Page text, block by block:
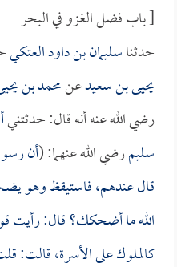
[ باب فضل الغزو في البحر
حدثناسليمان بن داود العتكي
يحيى بن سعيدعنمحمد بن
رضي الله عنه أنه قال: حدثتني
سليمرضي الله عنهما: (أن
قال عندهم، فاستيقظ وهو
الله ما أضحكك؟ قال: رأيت
كالملوك على الأسرة، قالت: